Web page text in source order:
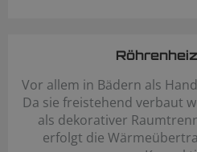
Vor allem in Bädern als
Da sie freistehend verbaut
als dekorativer
erfolgt die